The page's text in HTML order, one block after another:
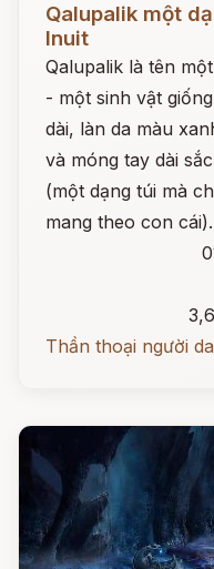
Qalupalik một
Inuit
Qalupalik là tên
- một sinh vật
dài, làn da màu
và móng tay dài
(một dạng túi mà
mang theo con cái).
Thần thoại người